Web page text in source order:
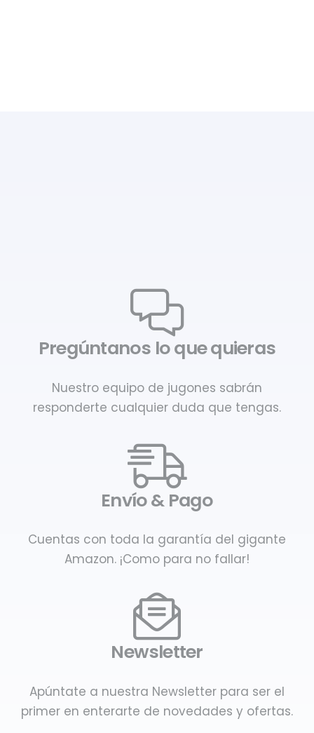
Pregúntanos lo que quieras
Nuestro equipo de jugones sabrán
responderte cualquier duda que tengas.
Envío & Pago
Cuentas con toda la garantía del gigante
Amazon. ¡Como para no fallar!
Newsletter
Apúntate a nuestra Newsletter para ser el
primer en enterarte de novedades y ofertas.